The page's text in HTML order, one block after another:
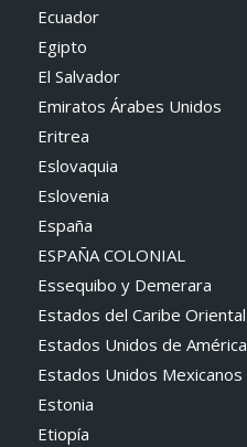
Ecuador
Egipto
El Salvador
Emiratos Árabes Unidos
Eritrea
Eslovaquia
Eslovenia
España
ESPAÑA COLONIAL
Essequibo y Demerara
Estados del Caribe Oriental
Estados Unidos de América
Estados Unidos Mexicanos
Estonia
Etiopía